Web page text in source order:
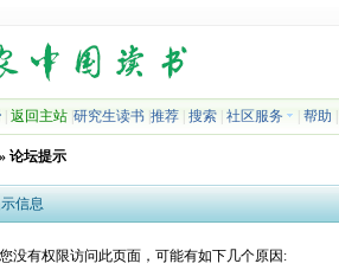
|返回主站 |研究生读书 |推荐 |搜索 |社区服务 |帮助
» 论坛提示
信息
没有权限访问此页面，可能有如下几个原因: